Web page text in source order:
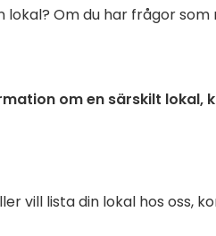
Om du har frågor som
om en särskilt lokal,
vill lista din lokal hos oss,